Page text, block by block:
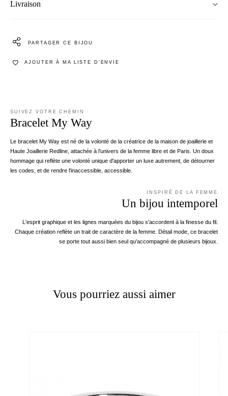
Livraison
PARTAGER CE BIJOU
AJOUTER À MA LISTE D’ENVIE
SUIVEZ VOTRE CHEMIN
Bracelet My Way
Le bracelet My Way est né de la volonté de la créatrice de la maison de joaillerie et
Haute Joaillerie Redline, attachée à l'univers de la femme libre et de Paris. Un doux
hommage qui reflète une volonté unique d'apporter un luxe autrement, de détourner
les codes, et de rendre l'inaccessible, accessible.
INSPIRÉ DE LA FEMME
Un bijou intemporel
L'esprit graphique et les lignes marquées du bijou s'accordent à la finesse du fil.
Chaque création reflète un trait de caractère de la femme. Détail mode, ce bracelet
se porte tout aussi bien seul qu'accompagné de plusieurs bijoux.
Vous pourriez aussi aimer